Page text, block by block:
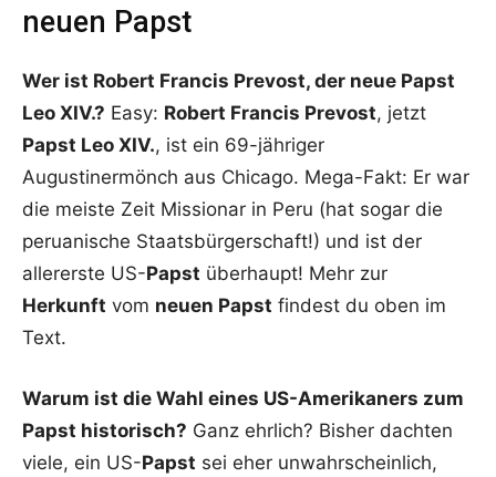
neuen Papst
Wer ist Robert Francis Prevost, der neue Papst
Leo XIV.? Easy: Robert Francis Prevost, jetzt
Papst Leo XIV., ist ein 69-jähriger
Augustinermönch aus Chicago. Mega-Fakt: Er war
die meiste Zeit Missionar in Peru (hat sogar die
peruanische Staatsbürgerschaft!) und ist der
allererste US-Papst überhaupt! Mehr zur
Herkunft vom neuen Papst findest du oben im
Text.
Warum ist die Wahl eines US-Amerikaners zum
Papst historisch? Ganz ehrlich? Bisher dachten
viele, ein US-Papst sei eher unwahrscheinlich,